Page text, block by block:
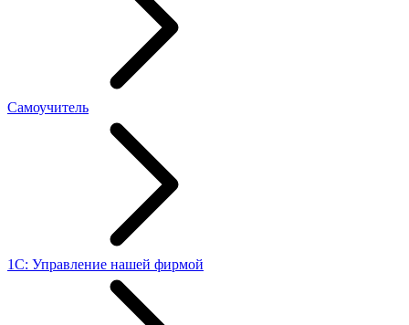
Самоучитель
1С: Управление нашей фирмой